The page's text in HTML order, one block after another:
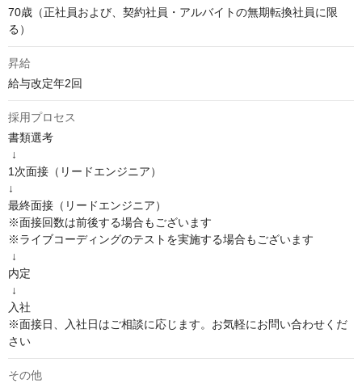
70歳（正社員および、契約社員・アルバイトの無期転換社員に限
る）
昇給
給与改定年2回
採用プロセス
書類選考
1次面接（リードエンジニア）
↓
最終面接（リードエンジニア）
※面接回数は前後する場合もございます
※ライブコーディングのテストを実施する場合もございます
内定
入社
※面接日、入社日はご相談に応じます。お気軽にお問い合わせくだ
さい
その他